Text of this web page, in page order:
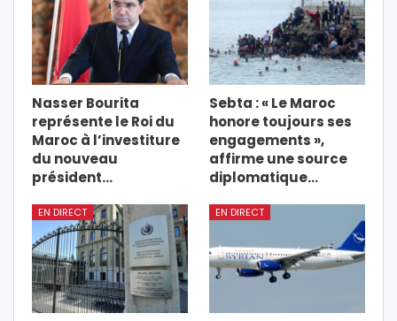
Nasser Bourita
représente le Roi du
Maroc à l’investiture
du nouveau
président…
Sebta : « Le Maroc
honore toujours ses
engagements »,
affirme une source
diplomatique…
EN DIRECT EN DIRECT